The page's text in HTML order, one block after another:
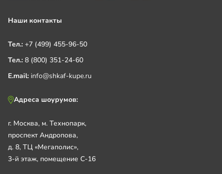
Наши контакты
Тел.: +7 (499) 455-96-50
Тел.: 8 (800) 351-24-60
E.mail: info@shkaf-kupe.ru
Адреса шоурумов:
г. Москва, м. Технопарк,
проспект Андропова,
д. 8, ТЦ «Мегаполис»,
3-й этаж, помещение С-16